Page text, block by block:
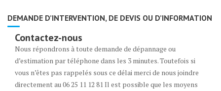
DEMANDE D’INTERVENTION, DE DEVIS OU D’INFORMATION
Contactez-nous
Nous répondrons à toute demande de dépannage ou
d’estimation par téléphone dans les 3 minutes. Toutefois si
vous n’êtes pas rappelés sous ce délai merci de nous joindre
directement au 06 25 11 12 81 Il est possible que les moyens